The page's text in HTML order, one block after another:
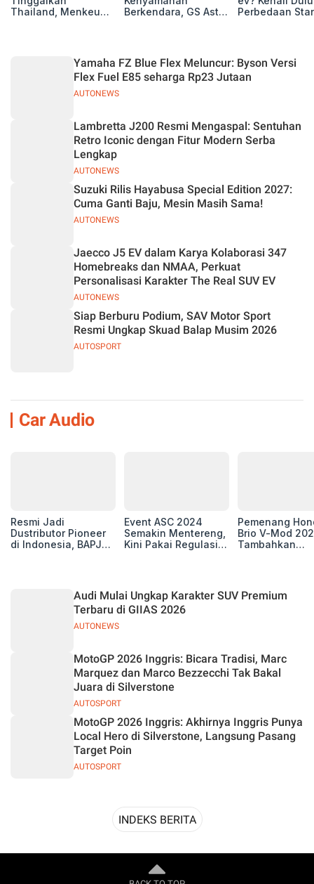
Thailand, Menkeu
Basis Produksi
Berkendara, GS Astra
2026
Perbedaan
AUTONEWS
Yamaha FZ Blue Flex Meluncur: Byson Versi
Flex Fuel E85 seharga Rp23 Jutaan
AUTONEWS
Lambretta J200 Resmi Mengaspal: Sentuhan
Retro Iconic dengan Fitur Modern Serba
Lengkap
AUTONEWS
Suzuki Rilis Hayabusa Special Edition 2027:
Cuma Ganti Baju, Mesin Masih Sama!
AUTONEWS
Jaecco J5 EV dalam Karya Kolaborasi 347
Homebreaks dan NMAA, Perkuat
Personalisasi Karakter The Real SUV EV
AUTOSPORT
Siap Berburu Podium, SAV Motor Sport
Resmi Ungkap Skuad Balap Musim 2026
Car Audio
Resmi Jadi
Dustributor Pioneer
di Indonesia, BAPJ
Event ASC 2024
Semakin Mentereng,
Kini Pakai Regulasi
Pemenang
Brio V-Mod
Tambahkan
AUTONEWS
Audi Mulai Ungkap Karakter SUV Premium
Terbaru di GIIAS 2026
AUTOSPORT
MotoGP 2026 Inggris: Bicara Tradisi, Marc
Marquez dan Marco Bezzecchi Tak Bakal
Juara di Silverstone
AUTOSPORT
MotoGP 2026 Inggris: Akhirnya Inggris Punya
Local Hero di Silverstone, Langsung Pasang
Target Poin
INDEKS BERITA